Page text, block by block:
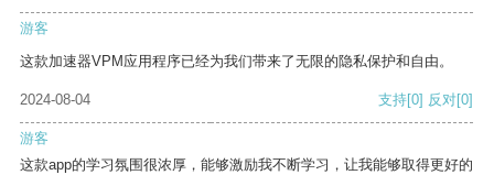
游客
这款加速器VPM应用程序已经为我们带来了无限的隐私保护和自由。
2024-08-04 支持[0] 反对[0]
游客
这款app的学习氛围很浓厚，能够激励我不断学习，让我能够取得更好的